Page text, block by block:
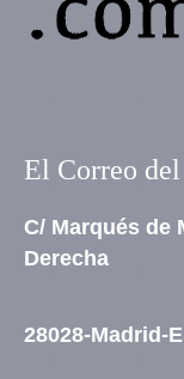
El Correo
C/ Marqués de
Derecha
28028-Madrid-